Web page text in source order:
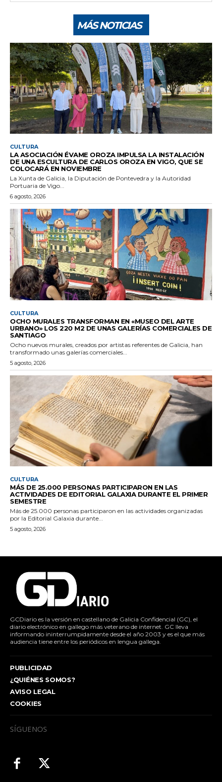
MÁS NOTICIAS
CULTURA
LA ASOCIACIÓN ÉVAME OROZA IMPULSA LA INSTALACIÓN
DE UNA ESCULTURA DE CARLOS OROZA EN VIGO, QUE SE
COLOCARÁ EN NOVIEMBRE
La Xunta de Galicia, la Diputación de Pontevedra y la Autoridad
Portuaria de Vigo...
6 agosto, 2026
CULTURA
OCHO MURALES TRANSFORMAN EN «MUSEO DEL ARTE
URBANO» LOS 220 M2 DE UNAS GALERÍAS COMERCIALES DE
SANTIAGO
Ocho nuevos murales, creados por artistas referentes de Galicia, han
transformado unas galerías comerciales...
5 agosto, 2026
CULTURA
MÁS DE 25.000 PERSONAS PARTICIPARON EN LAS
ACTIVIDADES DE EDITORIAL GALAXIA DURANTE EL PRIMER
SEMESTRE
Más de 25.000 personas participaron en las actividades organizadas
por la Editorial Galaxia durante...
5 agosto, 2026
GCDiario es la versión en castellano de Galicia Confidencial (GC), el
diario electrónico en gallego más veterano de internet. GC lleva
informando ininterrumpidamente desde el año 2003 y es el que más
audiencia tiene entre los periódicos en lengua gallega.
PUBLICIDAD
¿QUIÉNES SOMOS?
AVISO LEGAL
COOKIES
SÍGUENOS